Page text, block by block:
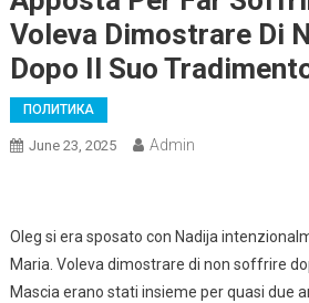
Voleva Dimostrare Di
Dopo Il Suo
ПОЛИТИКА
June 23, 2025 Admin
Oleg si era sposato con Nadija
Maria. Voleva dimostrare di non soffrire
Mascia erano stati insieme per quasi due